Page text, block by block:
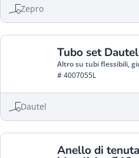
Zepro
Tubo set Dautel
Altro su tubi flessibili,
# 4007055L
Dautel
Anello di